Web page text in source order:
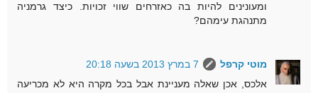
ומעונינים להיות בה כאזרחים שווי זכויות. כיצד גרמניה
מתנהגת עימהם?
מוטי קרפל
7 במרץ 2013 בשעה 20:18
אלכס, אכן שאלה מעניינת אבל בכל מקרה היא לא מכריעה